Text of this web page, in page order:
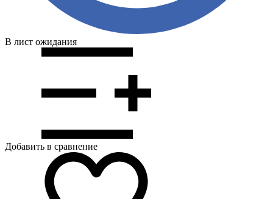
В лист ожидания
Добавить в сравнение